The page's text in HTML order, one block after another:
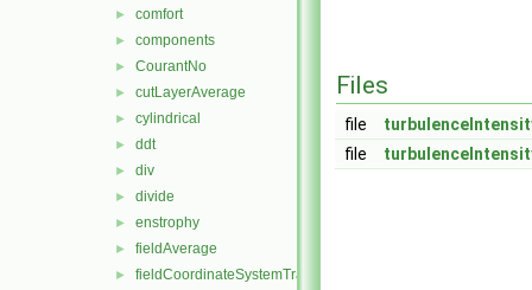
► comfort
► components
► CourantNo
► cutLayerAverage
► cylindrical
► ddt
► div
► divide
► enstrophy
► fieldAverage
► fieldCoordinateSystemTransform
Files
file
file